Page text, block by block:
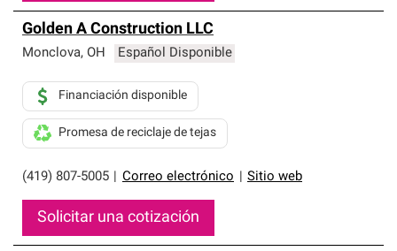
Golden A Construction LLC
Monclova, OH Español Disponible
(419) 807-5005 Correo electrónico Sitio web
Financiación disponible
Promesa de reciclaje de tejas
Solicitar una cotización